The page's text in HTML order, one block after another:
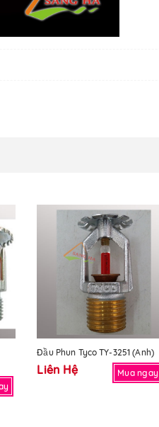
Đầu Phun Tyco TY-3251 (Anh)
Liên Hệ Mua ngay